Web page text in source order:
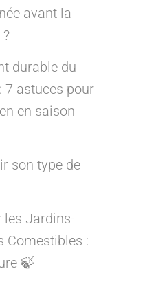
avant la
durable du
7 astuces pour
en saison
son type de
les Jardins-
Comestibles :
🍃